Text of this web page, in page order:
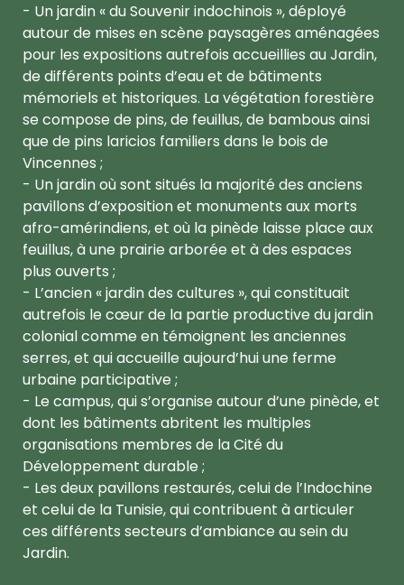
- Un jardin « du Souvenir indochinois », déployé
autour de mises en scène paysagères aménagées
pour les expositions autrefois accueillies au Jardin,
de différents points d’eau et de bâtiments
mémoriels et historiques. La végétation forestière
se compose de pins, de feuillus, de bambous ainsi
que de pins laricios familiers dans le bois de
Vincennes ;
- Un jardin où sont situés la majorité des anciens
pavillons d’exposition et monuments aux morts
afro-amérindiens, et où la pinède laisse place aux
feuillus, à une prairie arborée et à des espaces
plus ouverts ;
- L’ancien « jardin des cultures », qui constituait
autrefois le cœur de la partie productive du jardin
colonial comme en témoignent les anciennes
serres, et qui accueille aujourd’hui une ferme
urbaine participative ;
- Le campus, qui s’organise autour d’une pinède, et
dont les bâtiments abritent les multiples
organisations membres de la Cité du
Développement durable ;
- Les deux pavillons restaurés, celui de l’Indochine
et celui de la Tunisie, qui contribuent à articuler
ces différents secteurs d’ambiance au sein du
Jardin.